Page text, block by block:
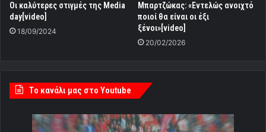
Οι καλύτερες στιγμές της Media
day[video]
18/09/2024
Mπαρτζώκας: «Εντελώς ανοιχτό
ποιοί θα είναι οι έξι
ξένοι»[video]
20/02/2026
Tο κανάλι μας στο Youtube